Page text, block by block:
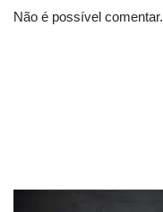
Não é possível comentar.